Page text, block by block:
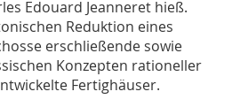
Edouard Jeanneret hieß.
Reduktion eines
erschließende sowie
Konzepten rationeller
Fertighäuser.